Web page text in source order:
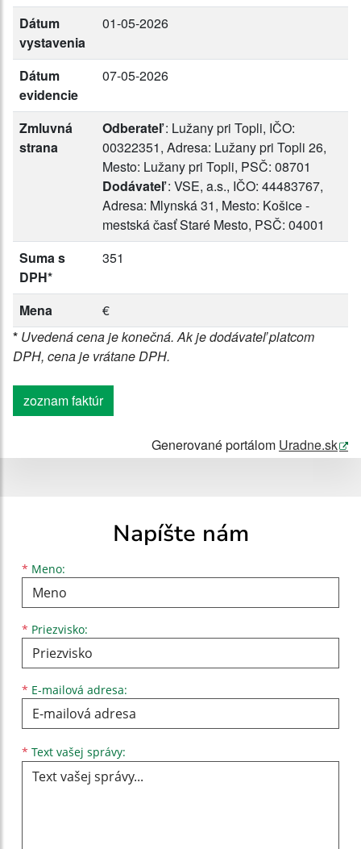
Dátum
vystavenia
01-05-2026
Dátum
evidencie
07-05-2026
Zmluvná
strana
Odberateľ: Lužany pri Topli, IČO:
00322351, Adresa: Lužany pri Topli 26,
Mesto: Lužany pri Topli, PSČ: 08701
Dodávateľ: VSE, a.s., IČO: 44483767,
Adresa: Mlynská 31, Mesto: Košice -
mestská časť Staré Mesto, PSČ: 04001
Suma s
DPH*
351
Mena
€
* Uvedená cena je konečná. Ak je dodávateľ platcom
DPH, cena je vrátane DPH.
zoznam faktúr
Generované portálom Uradne.sk
Napíšte nám
* Meno:
Meno
* Priezvisko:
Priezvisko
* E-mailová adresa:
E-mailová adresa
* Text vašej správy: